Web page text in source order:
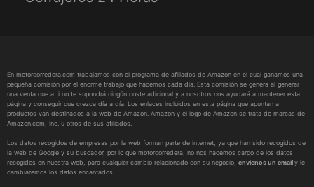
En motorcorredera.com trabajamos con el programa de afiliados de Amazon en el cual ganamos una
pequeña comisión por el enorme trabajo que hacemos cada día. Esta comisión se genera al generar
una venta que a ti no te supondrá ningún coste adicional y a nosotros nos ayudará a mantener esta
página y conseguir que crezca día a día. Los enlaces incluidos en esta página que apuntan a
productos van destinados a la web de Amazon. Amazon y el logo de Amazon se trata de marcas de
Amazon.com, Inc. u otros de sus afiliados.
Los datos recogidos de empresas por la web forman parte de internet, ya que han sido recogidos de
la web de Google y su buscador, por lo que motorcorredera, no nos hacemos cargo de los datos
recogidos en nuestra web, para cualquier cambio relacionado con su negocio, envíenos un emaily le
cambiaremos los datos encantados.